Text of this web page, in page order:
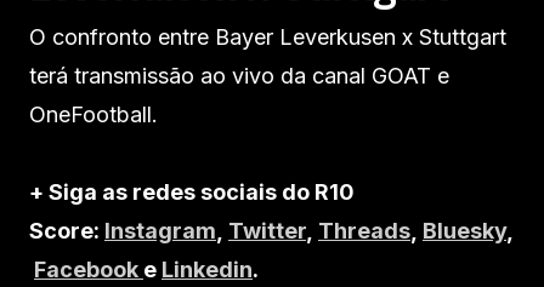
O confronto entre Bayer Leverkusen x Stuttgart
terá transmissão ao vivo da canal GOAT e
OneFootball.
+ Siga as redes sociais do R10
Score: Instagram Twitter Threads Bluesky,
Facebook e Linkedin.